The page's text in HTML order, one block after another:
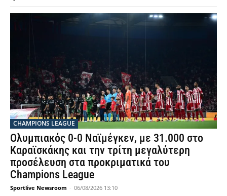
CHAMPIONS LEAGUE
Ολυμπιακός 0-0 Ναϊμέγκεν, με 31.000 στο
Καραϊσκάκης και την τρίτη μεγαλύτερη
προσέλευση στα προκριματικά του
Champions League
Sportlive Newsroom - 06/08/2026 13:10